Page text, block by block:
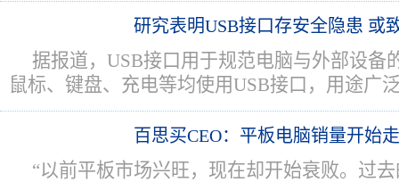
研究表明USB接口存安全隐患 或
据报道，USB接口用于规范电脑与外部设备
鼠标、键盘、充电等均使用USB接口，用途广
百思买CEO：平板电脑销量开始
“以前平板市场兴旺，现在却开始衰败。过